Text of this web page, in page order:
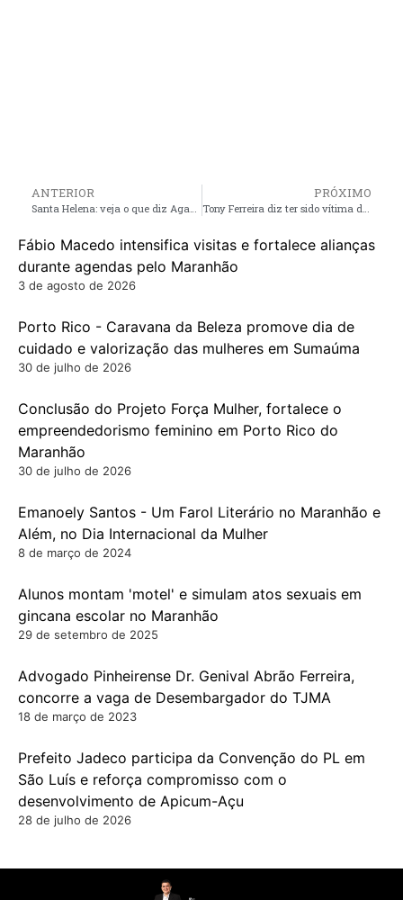
ANTERIOR
Santa Helena: veja o que diz Agamenon Weba sobre os resultados finais das eleições 2018
PRÓXIMO
Tony Ferreira diz ter sido vítima de agressão física quando comemorava vitória de Bolsonaro em Pinheiro.
Fábio Macedo intensifica visitas e fortalece alianças
durante agendas pelo Maranhão
3 de agosto de 2026
Porto Rico - Caravana da Beleza promove dia de
cuidado e valorização das mulheres em Sumaúma
30 de julho de 2026
Conclusão do Projeto Força Mulher, fortalece o
empreendedorismo feminino em Porto Rico do
Maranhão
30 de julho de 2026
Emanoely Santos - Um Farol Literário no Maranhão e
Além, no Dia Internacional da Mulher
8 de março de 2024
Alunos montam 'motel' e simulam atos sexuais em
gincana escolar no Maranhão
29 de setembro de 2025
Advogado Pinheirense Dr. Genival Abrão Ferreira,
concorre a vaga de Desembargador do TJMA
18 de março de 2023
Prefeito Jadeco participa da Convenção do PL em
São Luís e reforça compromisso com o
desenvolvimento de Apicum-Açu
28 de julho de 2026